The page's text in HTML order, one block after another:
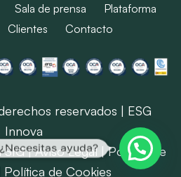
Sala de prensa
Plataforma
Clientes Contacto
reservados | ESG
Innova
SIG|Aviso Legal|Política de
Política de Cookies
ayuda?